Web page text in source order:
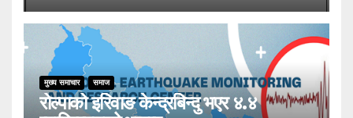
मुख्य समाचार समाज
रोल्पाको इरिवाङ केन्द्रबिन्दु भएर ४.४